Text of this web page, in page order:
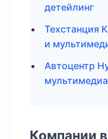
детейлинг
Техстанция
и
Автоцентр
мультимедиа
Компании